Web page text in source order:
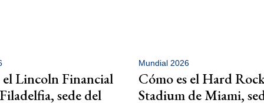
el Lincoln Financial
sede del
Mundial 2026
Cómo es el Hard
Stadium de Miami,